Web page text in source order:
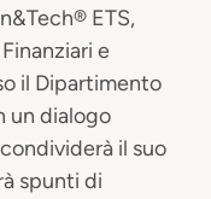
ETS,
e
il Dipartimento
un dialogo
il suo
spunti di